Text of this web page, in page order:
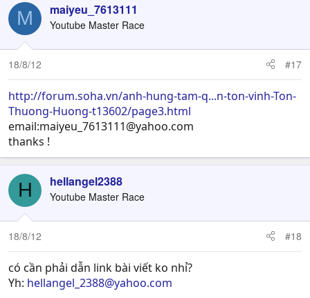
M maiyeu_7613111
Youtube Master Race
18/8/12 #17
http://forum.soha.vn/anh-hung-tam-q...n-ton-vinh-Ton-
Thuong-Huong-t13602/page3.html
email:maiyeu_7613111@yahoo.com
thanks !
H hellangel2388
Youtube Master Race
18/8/12 #18
có cần phải dẫn link bài viết ko nhỉ?
Yh: hellangel_2388@yahoo.com